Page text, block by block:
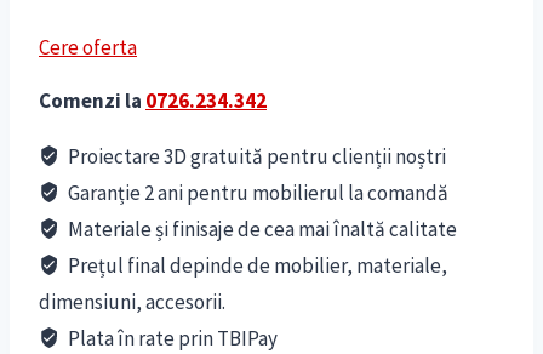
Cere oferta
Comenzi la 0726.234.342
Proiectare 3D gratuită pentru clienții noștri
Garanție 2 ani pentru mobilierul la comandă
Materiale și finisaje de cea mai înaltă calitate
Prețul final depinde de mobilier, materiale,
dimensiuni, accesorii.
Plata în rate prin TBIPay